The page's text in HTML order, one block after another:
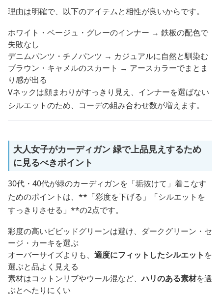
理由は明確で、以下のアイテムと相性が良いからです。
ホワイト・ベージュ・グレーのインナー → 鉄板の配色で
失敗なし
デニムパンツ・チノパンツ → カジュアルに自然と馴染む
ブラウン・キャメルのスカート → アースカラーでまとま
り感が出る
Vネックは顔まわりがすっきり見え、インナーを選ばない
シルエットのため、コーデの組み合わせ数が増えます。
大人女子がカーディガン 緑で上品見えするため
に見るべきポイント
30代・40代が緑のカーディガンを「垢抜けて」着こなす
ためのポイントは、**「彩度を下げる」「シルエットを
すっきりさせる」**の2点です。
彩度の高いビビッドグリーンは避け、ダークグリーン・セ
ージ・カーキを選ぶ
オーバーサイズよりも、 適度にフィットしたシルエット を
選ぶと品よく見える
素材はコットンリブやウール混など、ハリのある素材を選
ぶとへたりにくい